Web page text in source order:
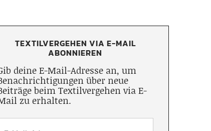
TEXTILVERGEHEN VIA E-MAIL
ABONNIEREN
deine E-Mail-Adresse an, um
über neue
beim Textilvergehen via E-
zu erhalten.